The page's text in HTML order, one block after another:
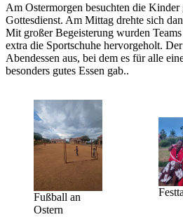
Am Ostermorgen besuchten die Kinder
Gottesdienst. Am Mittag drehte sich
Mit großer Begeisterung wurden
extra die Sportschuhe hervorgeholt.
Abendessen aus, bei dem es für alle
besonders gutes Essen gab..
Fußball an
Ostern